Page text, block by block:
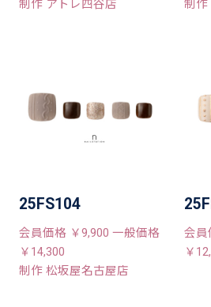
制作 アトレ四谷店 制作
25FS104
会員価格 ￥9,900 一般価格
￥14,300
制作 松坂屋名古屋店
会員
￥